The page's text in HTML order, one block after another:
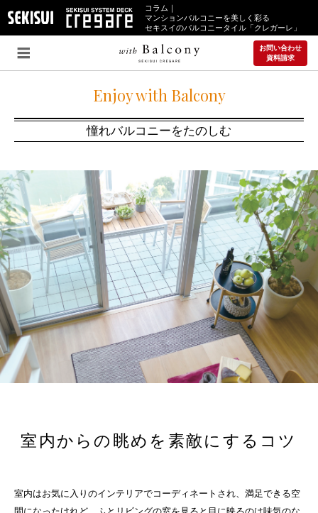
コラム｜
マンションバルコニーを美しく彩る
セキスイのバルコニータイル「クレガーレ」
お問い合わせ
資料請求
Enjoy with Balcony
憧れバルコニーをたのしむ
室内からの眺めを素敵にするコツ
室内はお気に入りのインテリアでコーディネートされ、満足できる空